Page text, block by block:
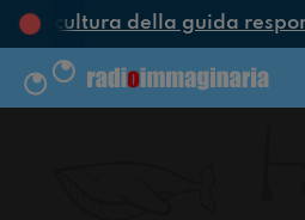
cultura della guida